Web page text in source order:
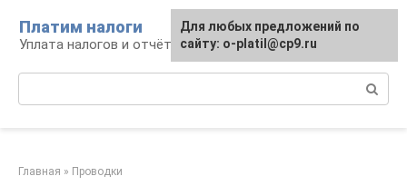
контенту
Платим налоги
Уплата налогов и отчётность
Главная » Проводки
Для любых предложений по
сайту: o-platil@cp9.ru